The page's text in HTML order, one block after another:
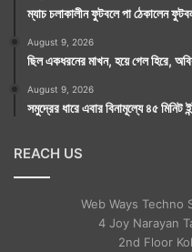
ম্যাচ চলাকালীন ফুটবলে পা ঠেকালেন
August 9, 2026
ছিল একধরনের মাখন, হয়ে গেল হিরে,
August 9, 2026
সমুদ্রের ধারে এবার বিনামূল্যে ৪৫ মিনিট
REACH US
Web Ways Techno
4 Joy Narayan
2nd Floor